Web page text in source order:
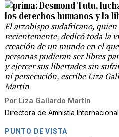
Desmond Tutu,
los derechos humanos y la
El arzobispo sudafricano,
recientemente, dedicó toda la
creación de un mundo en el
personas pudieran ser libres
y ejercer sus libertades sin
ni persecución, escribe Liza
Martin
Por Liza Gallardo Martín
Directora de Amnistía Internacional
PUNTO DE VISTA